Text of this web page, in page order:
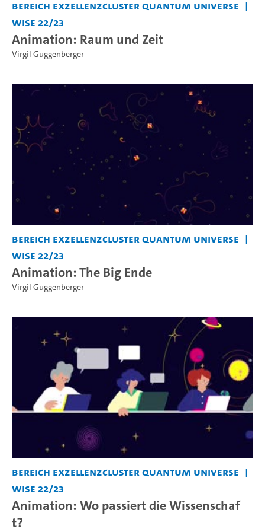
Bereich Exzellenzcluster Quantum Universe
WiSe 22/23
Animation: Raum und Zeit
Virgil Guggenberger
Bereich Exzellenzcluster Quantum Universe
WiSe 22/23
Animation: The Big Ende
Virgil Guggenberger
Bereich Exzellenzcluster Quantum Universe
WiSe 22/23
Animation: Wo passiert die Wissenschaf
t?